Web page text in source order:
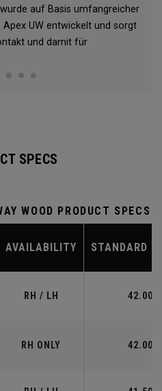
auf Basis umfangreicher
UW entwickelt und sorgt
und damit für
SPECS
WOOD PRODUCT SPECS
AVAILABILITY STANDARD
RH / LH 42.00"
RH ONLY 42.00"